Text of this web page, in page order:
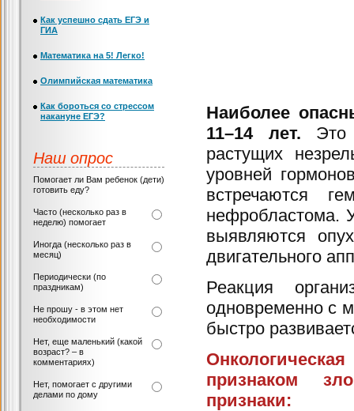
Наиболее
11–14 лет. Это
растущих
уровней
встречаются
нефробластома.
выявляются
двигательного
Реакция
одновременно с
быстро
признаком
признаки:
Как успешно сдать ЕГЭ и
ГИА
Математика на 5! Легко!
Олимпийская математика
Как бороться со стрессом
накануне ЕГЭ?
Наш опрос
Помогает ли Вам ребенок (дети)
готовить еду?
Часто (несколько раз в
неделю) помогает
Иногда (несколько раз в
месяц)
Периодически (по
праздникам)
Не прошу - в этом нет
необходимости
Нет, еще маленький (какой
возраст? – в
комментариях)
Нет, помогает с другими
делами по дому